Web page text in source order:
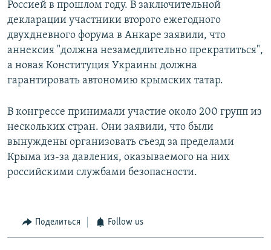
Россией в прошлом году. В заключительной
декларации участники второго ежегодного
двухдневного форума в Анкаре заявили, что
аннексия "должна незамедлительно прекратиться",
а новая Конституция Украины должна
гарантировать автономию крымских татар.
В конгрессе принимали участие около 200 групп из
нескольких стран. Они заявили, что были
вынуждены организовать съезд за пределами
Крыма из-за давления, оказываемого на них
российскими службами безопасности.
Поделиться Follow us